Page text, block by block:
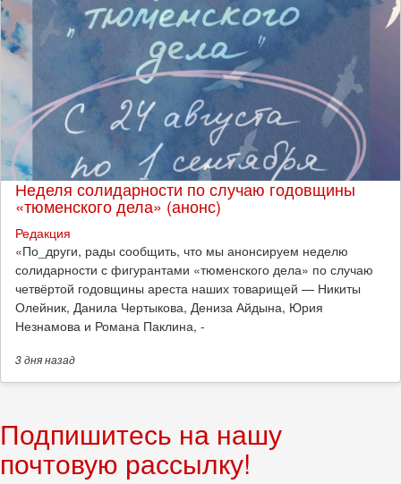
Неделя солидарности по случаю годовщины
«тюменского дела» (анонс)
Редакция
​«По_други, рады сообщить, что мы анонсируем неделю
солидарности с фигурантами «тюменского дела» по случаю
четвёртой годовщины ареста наших товарищей — Никиты
Олейник, Данила Чертыкова, Дениза Айдына, Юрия
Незнамова и Романа Паклина, -
3 дняназад
Подпишитесь на нашу
почтовую рассылку!